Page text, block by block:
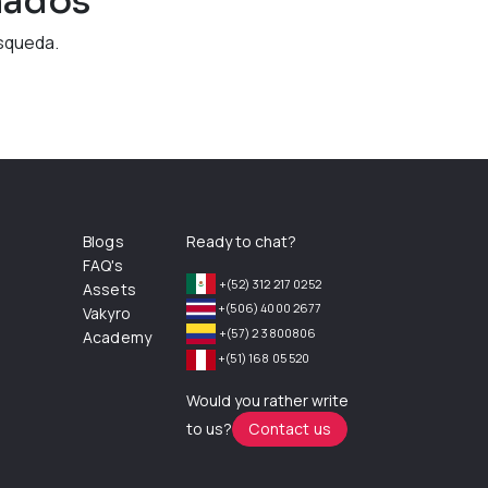
Blogs
FAQ's
Assets
Vakyro
Academy
Ready to chat?
+(52) 312 217 0252
+(506) 4000 2677
+(57) 2 3800806
+(51) 168 05 520
Would you rather write
to us?
Contact us